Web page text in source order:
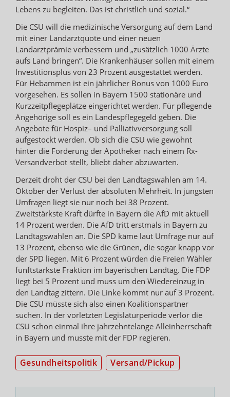
Lebens zu begleiten. Das ist christlich und sozial.“
Die CSU will die medizinische Versorgung auf dem Land
mit einer Landarztquote und einer neuen
Landarztprämie verbessern und „zusätzlich 1000 Ärzte
aufs Land bringen“. Die Krankenhäuser sollen mit einem
Investitionsplus von 23 Prozent ausgestattet werden.
Für Hebammen ist ein jährlicher Bonus von 1000 Euro
vorgesehen. Es sollen in Bayern 1500 stationäre und
Kurzzeitpflegeplätze eingerichtet werden. Für pflegende
Angehörige soll es ein Landespflegegeld geben. Die
Angebote für Hospiz– und Palliativversorgung soll
aufgestockt werden. Ob sich die CSU wie gewohnt
hinter die Forderung der Apotheker nach einem Rx-
Versandverbot stellt, bliebt daher abzuwarten.
Derzeit droht der CSU bei den Landtagswahlen am 14.
Oktober der Verlust der absoluten Mehrheit. In jüngsten
Umfragen liegt sie nur noch bei 38 Prozent.
Zweitstärkste Kraft dürfte in Bayern die AfD mit aktuell
14 Prozent werden. Die AfD tritt erstmals in Bayern zu
Landtagswahlen an. Die SPD käme laut Umfrage nur auf
13 Prozent, ebenso wie die Grünen, die sogar knapp vor
der SPD liegen. Mit 6 Prozent würden die Freien Wähler
fünftstärkste Fraktion im bayerischen Landtag. Die FDP
liegt bei 5 Prozent und muss um den Wiedereinzug in
den Landtag zittern. Die Linke kommt nur auf 3 Prozent.
Die CSU müsste sich also einen Koalitionspartner
suchen. In der vorletzten Legislaturperiode verlor die
CSU schon einmal ihre jahrzehntelange Alleinherrschaft
in Bayern und musste mit der FDP regieren.
Gesundheitspolitik Versand/Pickup